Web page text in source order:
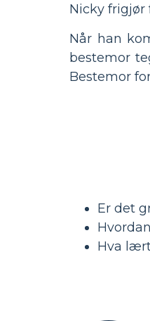
Nicky
Når han
bestemor
Bestemor
Er det
Hva